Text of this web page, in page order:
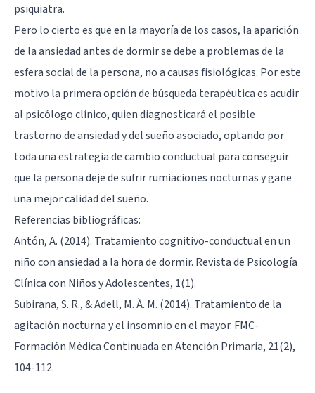
psiquiatra.
Pero lo cierto es que en la mayoría de los casos, la aparición
de la ansiedad antes de dormir se debe a problemas de la
esfera social de la persona, no a causas fisiológicas. Por este
motivo la primera opción de búsqueda terapéutica es acudir
al psicólogo clínico, quien diagnosticará el posible
trastorno de ansiedad y del sueño asociado, optando por
toda una estrategia de cambio conductual para conseguir
que la persona deje de sufrir rumiaciones nocturnas y gane
una mejor calidad del sueño.
Referencias bibliográficas:
Antón, A. (2014). Tratamiento cognitivo-conductual en un
niño con ansiedad a la hora de dormir. Revista de Psicología
Clínica con Niños y Adolescentes, 1(1).
Subirana, S. R., & Adell, M. À. M. (2014). Tratamiento de la
agitación nocturna y el insomnio en el mayor. FMC-
Formación Médica Continuada en Atención Primaria, 21(2),
104-112.